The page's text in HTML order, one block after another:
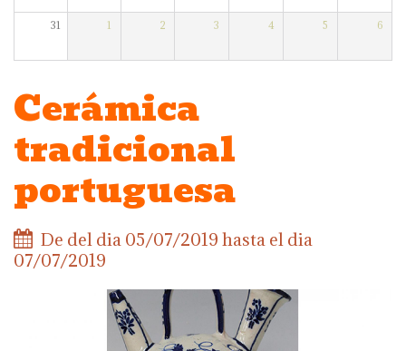
31 1 2 3 4 5 6
Cerámica
tradicional
portuguesa
De del dia 05/07/2019 hasta el dia
07/07/2019